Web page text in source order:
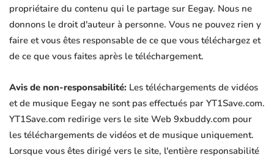
propriétaire du contenu qui le partage sur Eegay. Nous ne
donnons le droit d'auteur à personne. Vous ne pouvez rien y
faire et vous êtes responsable de ce que vous téléchargez et
de ce que vous faites après le téléchargement.
Avis de non-responsabilité: Les téléchargements de vidéos
et de musique Eegay ne sont pas effectués par YT1Save.com.
YT1Save.com redirige vers le site Web 9xbuddy.com pour
les téléchargements de vidéos et de musique uniquement.
Lorsque vous êtes dirigé vers le site, l'entière responsabilité